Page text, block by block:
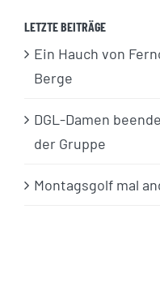
LETZTE BEITRÄGE
Ein Hauch von
Berge
DGL-Damen
der Gruppe
Montagsgolf mal